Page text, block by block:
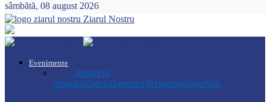
sâmbătă, 08 august 2026
Ziarul Nostru
Evenimente
Arhitecții
timpuluiCulturăInterviuriReportajeSportȘtiri